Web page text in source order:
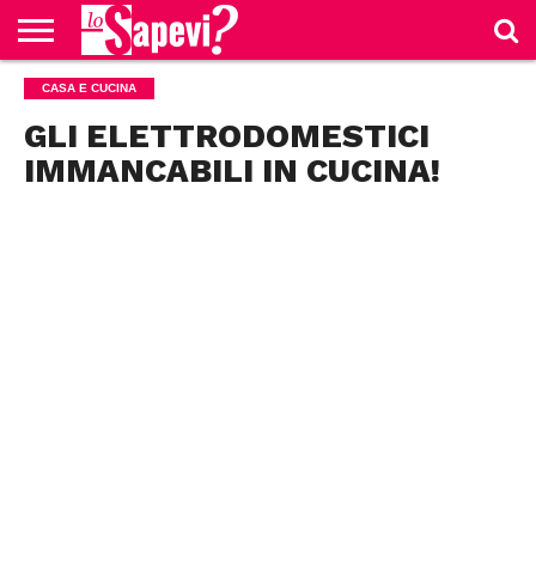
CURIOSITÀ
BENESSERE
GOSSIP
PRODOTTI
NEWS
CASA E
CASA E CUCINA
GLI ELETTRODOMESTICI
IMMANCABILI IN CUCINA!